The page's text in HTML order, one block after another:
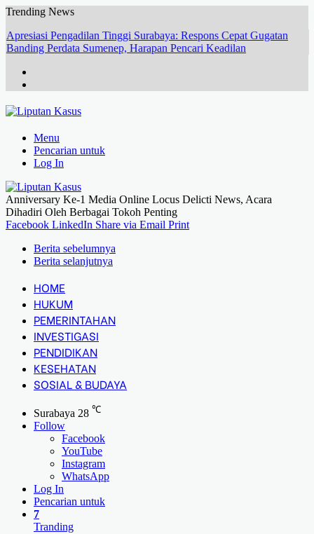
Trending News
Apresiasi Pengadilan Tinggi Surabaya: Respons Cepat Gugatan
Banding Perdata Sumenep, Harapan Pencari Keadilan
Menu
Pencarian untuk
Log In
Anniversary Ke-1 Media Online Locus Delicti News, Acara
Dihadiri Oleh Berbagai Tokoh Penting
Facebook LinkedIn Share via Email Print
Berita sebelumnya
Berita selanjutnya
HOME
HUKUM
PEMERINTAHAN
INVESTIGASI
PENDIDIKAN
KESEHATAN
SOSIAL & BUDAYA
Surabaya 28 ℃
Follow
Facebook
YouTube
Instagram
WhatsApp
Log In
Pencarian untuk
7
Tranding